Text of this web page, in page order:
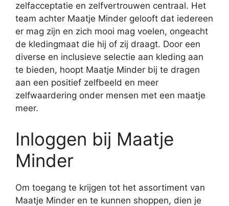
zelfacceptatie en zelfvertrouwen centraal. Het
team achter Maatje Minder gelooft dat iedereen
er mag zijn en zich mooi mag voelen, ongeacht
de kledingmaat die hij of zij draagt. Door een
diverse en inclusieve selectie aan kleding aan
te bieden, hoopt Maatje Minder bij te dragen
aan een positief zelfbeeld en meer
zelfwaardering onder mensen met een maatje
meer.
Inloggen bij Maatje
Minder
Om toegang te krijgen tot het assortiment van
Maatje Minder en te kunnen shoppen, dien je